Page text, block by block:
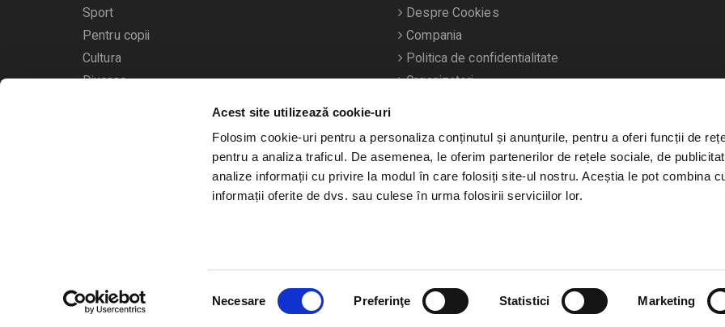
Acest site utilizează cookie-uri
Folosim cookie-uri pentru a personaliza conținutul și anunțurile, pentru a oferi funcții de
pentru a analiza traficul. De asemenea, le oferim partenerilor de rețele sociale, de
analize informații cu privire la modul în care folosiți site-ul nostru. Aceștia le pot combina
informații oferite de dvs. sau culese în urma folosirii serviciilor lor.
consimțământului
Necesare Preferinţe Statistici Marketing
Sport
Pentru copii
Cultura
Diverse
Calendarul evenimentelor
Despre Cookies
Compania
Politica de confidentialitate
Organizatori
Bilete.ro
A.N.P.C.
O.D.R.